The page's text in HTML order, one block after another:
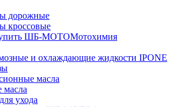
дорожные
кроссовые
Мотохимия
и охлаждающие жидкости IPONE
масла
ухода